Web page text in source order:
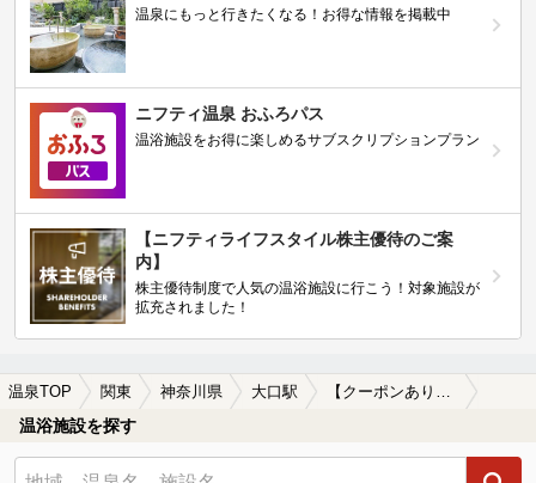
温泉にもっと行きたくなる！お得な情報を掲載中
ニフティ温泉 おふろパス
温浴施設をお得に楽しめるサブスクリプションプラン
【ニフティライフスタイル株主優待のご案
内】
株主優待制度で人気の温浴施設に行こう！対象施設が
拡充されました！
温泉TOP 関東 神奈川県 大口駅 【クーポンあり】大口駅近くの温泉宿・温泉旅館・ホテルおすすめ(2026年版)
温浴施設を探す